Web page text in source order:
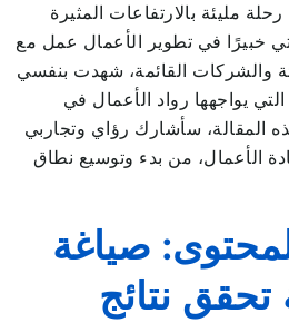
مليئة بالارتفاعات المثيرة
خبيرًا في تطوير الأعمال عمل مع
والشركات القائمة، شهدت بنفسي
يواجهها رواد الأعمال في
المقالة، سأشارك رؤاي وتجاربي
الأعمال، من بدء وتوسيع نطاق
صياغة
نتائج